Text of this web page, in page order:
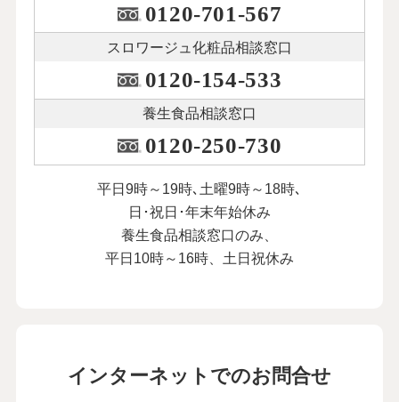
0120-701-567
スロワージュ化粧品相談窓口
0120-154-533
養生食品相談窓口
0120-250-730
平日9時～19時､土曜9時～18時､
日･祝日･年末年始休み
養生食品相談窓口のみ、
平日10時～16時、土日祝休み
インターネットでのお問合せ